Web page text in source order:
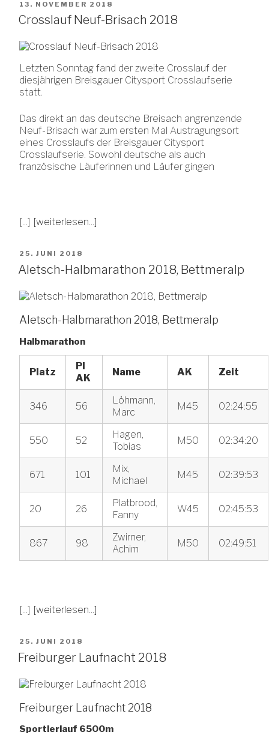
VERÖFFENTLICHT
AM
13. NOVEMBER 2018
Crosslauf Neuf-Brisach 2018
Letzten Sonntag fand der zweite Crosslauf der
diesjährigen Breisgauer Citysport Crosslaufserie
statt.
Das direkt an das deutsche Breisach angrenzende
Neuf-Brisach war zum ersten Mal Austragungsort
eines Crosslaufs der Breisgauer Citysport
Crosslaufserie. Sowohl deutsche als auch
französische Läuferinnen und Läufer gingen
[...] [weiterlesen...]
VERÖFFENTLICHT
AM
25. JUNI 2018
Aletsch-Halbmarathon 2018, Bettmeralp
Aletsch-Halbmarathon 2018, Bettmeralp
Halbmarathon
Platz
Pl
AK
Name AK Zeit
346 56
Löhmann,
Marc
M45 02:24:55
550 52
Hagen,
Tobias
M50 02:34:20
671 101
Mix,
Michael
M45 02:39:53
20 26
Platbrood,
Fanny
W45 02:45:53
867 98
Zwirner,
Achim
M50 02:49:51
[...] [weiterlesen...]
VERÖFFENTLICHT
AM
25. JUNI 2018
Freiburger Laufnacht 2018
Freiburger Laufnacht 2018
Sportlerlauf 6500m